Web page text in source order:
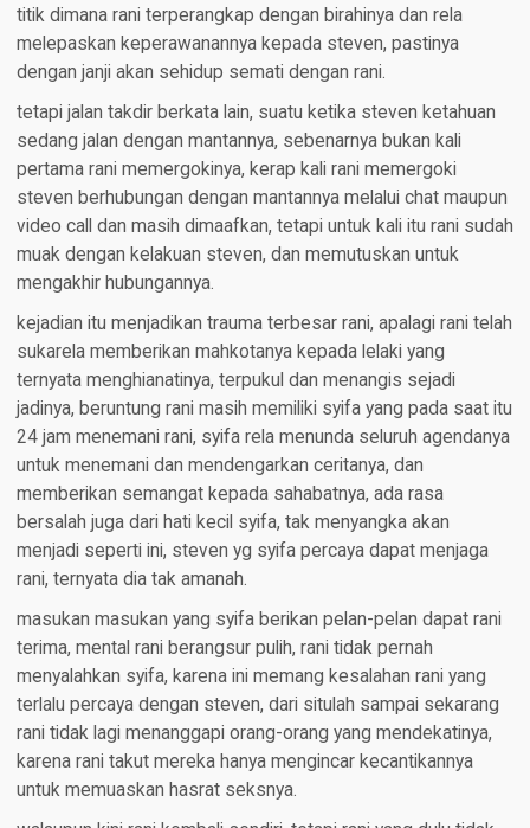
titik dimana rani terperangkap dengan birahinya dan rela
melepaskan keperawanannya kepada steven, pastinya
dengan janji akan sehidup semati dengan rani.
tetapi jalan takdir berkata lain, suatu ketika steven ketahuan
sedang jalan dengan mantannya, sebenarnya bukan kali
pertama rani memergokinya, kerap kali rani memergoki
steven berhubungan dengan mantannya melalui chat maupun
video call dan masih dimaafkan, tetapi untuk kali itu rani sudah
muak dengan kelakuan steven, dan memutuskan untuk
mengakhir hubungannya.
kejadian itu menjadikan trauma terbesar rani, apalagi rani telah
sukarela memberikan mahkotanya kepada lelaki yang
ternyata menghianatinya, terpukul dan menangis sejadi
jadinya, beruntung rani masih memiliki syifa yang pada saat itu
24 jam menemani rani, syifa rela menunda seluruh agendanya
untuk menemani dan mendengarkan ceritanya, dan
memberikan semangat kepada sahabatnya, ada rasa
bersalah juga dari hati kecil syifa, tak menyangka akan
menjadi seperti ini, steven yg syifa percaya dapat menjaga
rani, ternyata dia tak amanah.
masukan masukan yang syifa berikan pelan-pelan dapat rani
terima, mental rani berangsur pulih, rani tidak pernah
menyalahkan syifa, karena ini memang kesalahan rani yang
terlalu percaya dengan steven, dari situlah sampai sekarang
rani tidak lagi menanggapi orang-orang yang mendekatinya,
karena rani takut mereka hanya mengincar kecantikannya
untuk memuaskan hasrat seksnya.